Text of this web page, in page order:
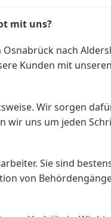
mit uns?
nach
Kunden mit
Wir sorgen
uns um jeden
Sie sind
von